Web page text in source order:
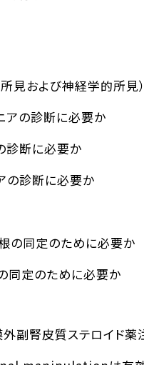
見および神経学的所見
の診断に必要か
断に必要か
診断に必要か
の同定のために必要か
定のために必要か
副腎皮質ステロイド薬